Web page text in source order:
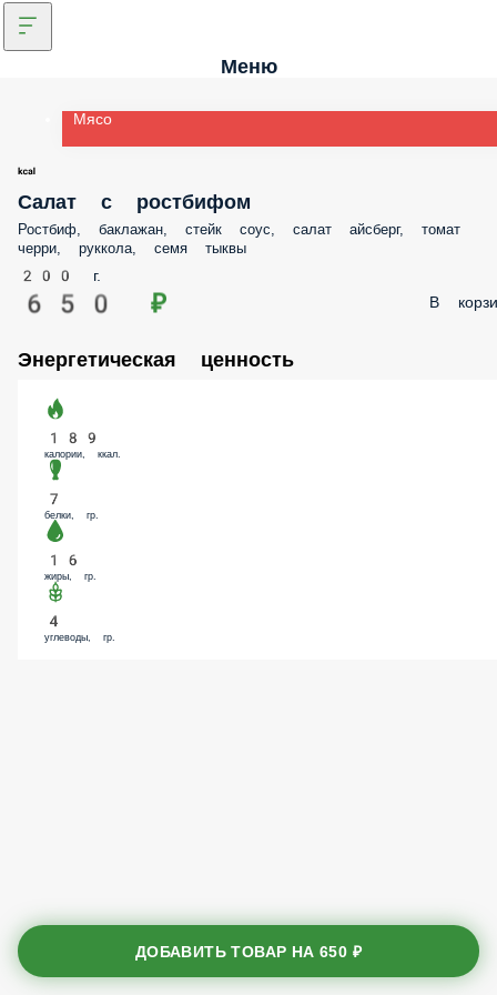
Меню
Мясо
Салат с ростбифом
Ростбиф, баклажан, стейк соус, салат айсберг, томат черри, руккола,
семя тыквы
200 г.
650 ₽ В
Энергетическая ценность
189
калории, ккал.
7
белки, гр.
16
жиры, гр.
4
углеводы, гр.
ДОБАВИТЬ ТОВАР НА650 ₽